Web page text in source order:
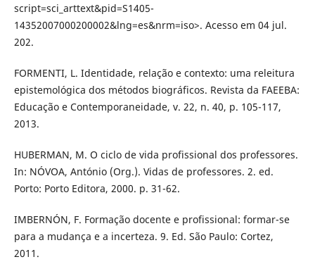
script=sci_arttext&pid=S1405-
14352007000200002&lng=es&nrm=iso>. Acesso em 04 jul.
202.
FORMENTI, L. Identidade, relação e contexto: uma releitura
epistemológica dos métodos biográficos. Revista da FAEEBA:
Educação e Contemporaneidade, v. 22, n. 40, p. 105-117,
2013.
HUBERMAN, M. O ciclo de vida profissional dos professores.
In: NÓVOA, António (Org.). Vidas de professores. 2. ed.
Porto: Porto Editora, 2000. p. 31-62.
IMBERNÓN, F. Formação docente e profissional: formar-se
para a mudança e a incerteza. 9. Ed. São Paulo: Cortez,
2011.